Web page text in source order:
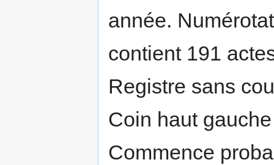
année.
contient 191
Registre sans
Coin haut
Commence